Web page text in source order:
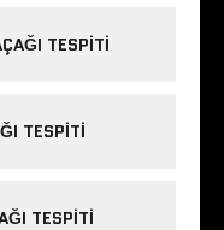
TESPITI
TESPITI
TESPITI